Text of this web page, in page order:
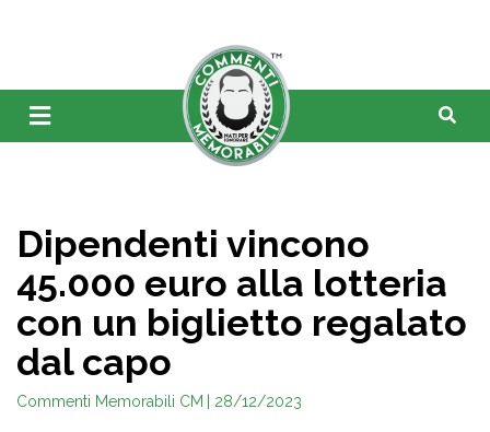
Dipendenti vincono
45.000 euro alla lotteria
con un biglietto regalato
dal capo
Commenti Memorabili CM | 28/12/2023